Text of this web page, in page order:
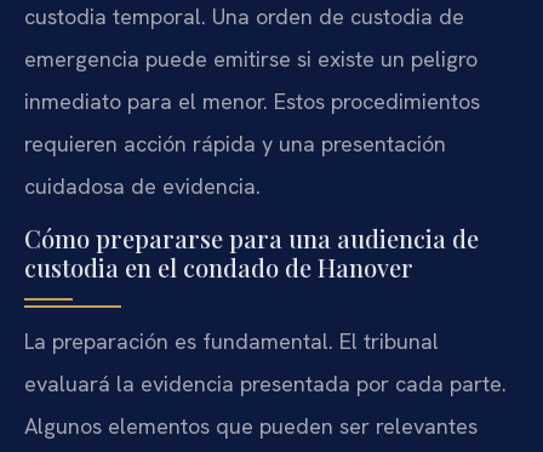
custodia temporal. Una orden de custodia de
emergencia puede emitirse si existe un peligro
inmediato para el menor. Estos procedimientos
requieren acción rápida y una presentación
cuidadosa de evidencia.
Cómo prepararse para una audiencia de
custodia en el condado de Hanover
La preparación es fundamental. El tribunal
evaluará la evidencia presentada por cada parte.
Algunos elementos que pueden ser relevantes